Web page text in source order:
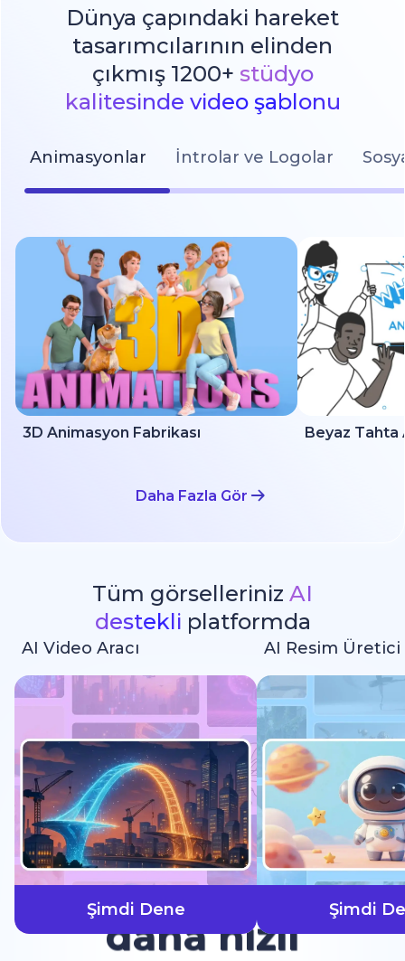
Dünya çapındaki hareket
tasarımcılarının elinden
çıkmış 1200+ stüdyo
kalitesinde video şablonu
Animasyonlar İntrolar ve Logolar
3D Animasyon Fabrikası Beyaz Tahta
Daha Fazla Gör
Tüm görselleriniz AI
destekli platformda
AI Video Aracı
Şimdi Dene
AI Resim Üretici
Şimdi
daha hızlı